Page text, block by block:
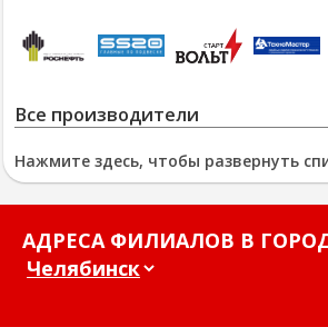
Все производители
Нажмите здесь, чтобы развернуть
АДРЕСА ФИЛИАЛОВ В